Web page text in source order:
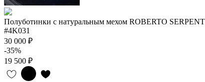
Полуботинки с натуральным мехом ROBERTO
#4K031
30 000 ₽
-35%
19 500 ₽